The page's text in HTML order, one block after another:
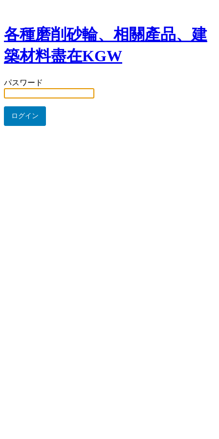
各種磨削砂輪、相關產品、建
築材料盡在KGW
パスワード